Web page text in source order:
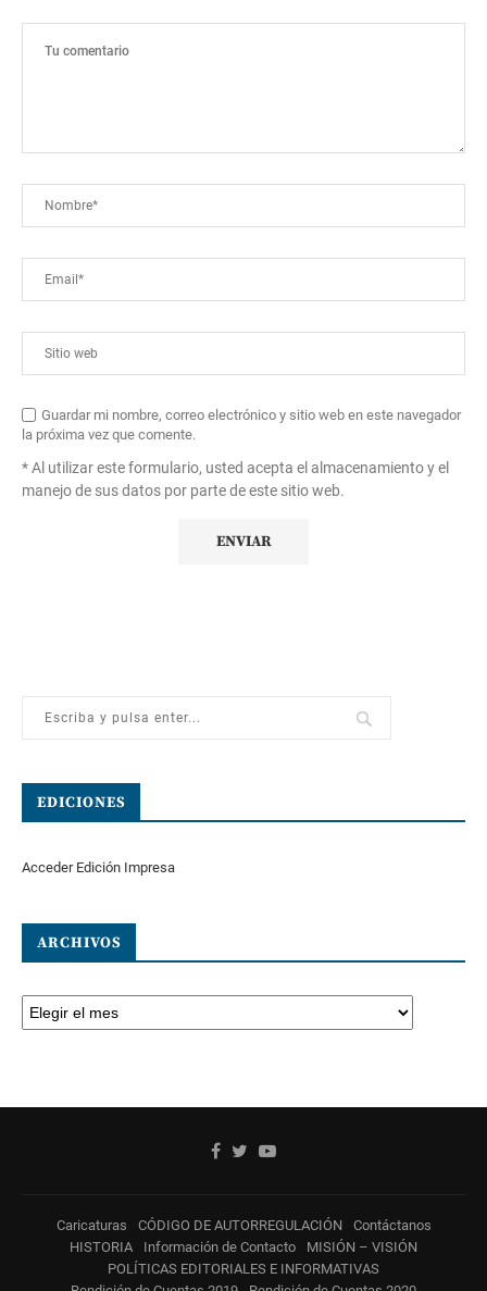
Guardar mi nombre, correo electrónico y sitio web en este navegador
la próxima vez que comente.
* Al utilizar este formulario, usted acepta el almacenamiento y el
manejo de sus datos por parte de este sitio web.
EDICIONES
Acceder Edición Impresa
ARCHIVOS
Caricaturas CÓDIGO DE AUTORREGULACIÓN
Contáctanos
HISTORIA
Información de Contacto
MISIÓN – VISIÓN
POLÍTICAS EDITORIALES E INFORMATIVAS